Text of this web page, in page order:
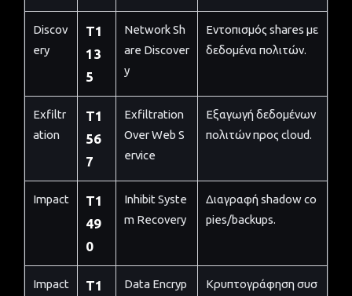
Discov
ery
T1
13
5
Network Sh
are Discover
y
Εντοπισμός shares με
δεδομένα πολιτών.
Exfiltr
ation
T1
56
7
Exfiltration
Over Web S
ervice
Εξαγωγή δεδομένων
πολιτών προς cloud.
Impact
T1
49
0
Inhibit Syste
m Recovery
Διαγραφή shadow co
pies/backups.
Impact
T1
Data Encryp
Κρυπτογράφηση συσ